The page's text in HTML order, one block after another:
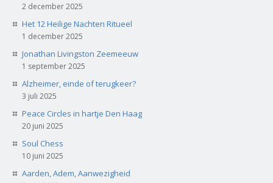
2 december 2025
Het 12 Heilige Nachten Ritueel
1 december 2025
Jonathan Livingston Zeemeeuw
1 september 2025
Alzheimer, einde of terugkeer?
3 juli 2025
Peace Circles in hartje Den Haag
20 juni 2025
Soul Chess
10 juni 2025
Aarden, Adem, Aanwezigheid